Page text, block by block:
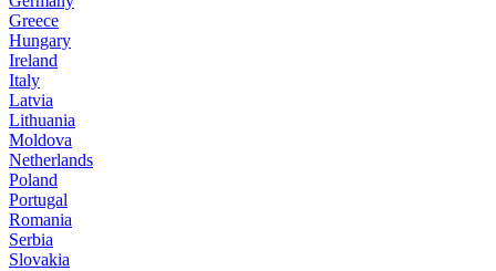
Greece
Hungary
Ireland
Italy
Latvia
Lithuania
Moldova
Netherlands
Poland
Portugal
Romania
Serbia
Slovakia